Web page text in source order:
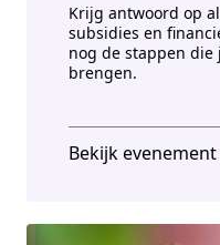
Krijg antwoord op
subsidies en
nog de stappen
brengen.
Bekijk evenement